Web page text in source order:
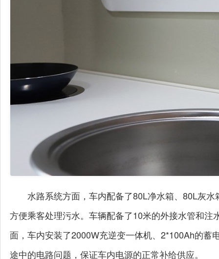
水路系统方面，车内配备了80L净水箱、80L灰
方便乘客处理污水。车辆配备了10米的外接水管和
面，车内安装了2000W充逆变一体机、2*100Ah的
途中的电路问题，保证车内电源的正常补给供应。